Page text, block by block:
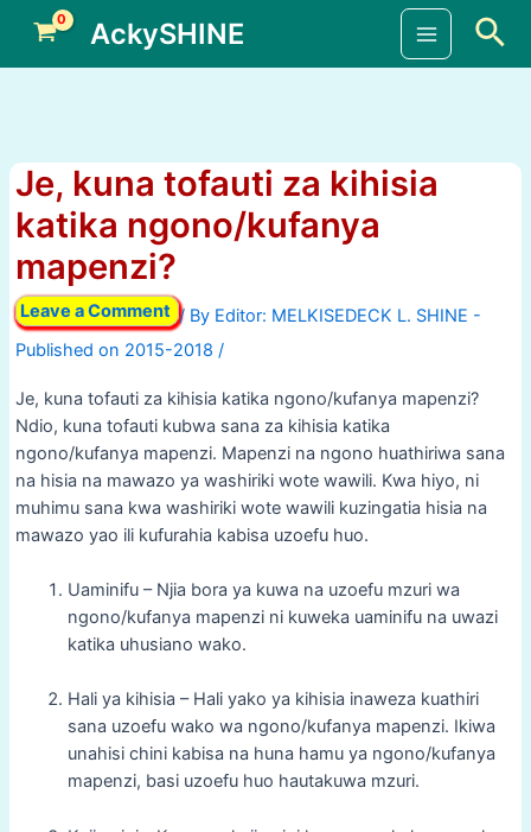
content
AckySHINE
Main
Je, kuna tofauti za kihisia
katika ngono/kufanya
mapenzi?
Leave a Comment / By
/
Je, kuna tofauti za kihisia katika ngono/kufanya mapenzi?
Ndio, kuna tofauti kubwa sana za kihisia katika
ngono/kufanya mapenzi. Mapenzi na ngono huathiriwa sana
na hisia na mawazo ya washiriki wote wawili. Kwa hiyo, ni
muhimu sana kwa washiriki wote wawili kuzingatia hisia na
mawazo yao ili kufurahia kabisa uzoefu huo.
Uaminifu – Njia bora ya kuwa na uzoefu mzuri wa
ngono/kufanya mapenzi ni kuweka uaminifu na uwazi
katika uhusiano wako.
Hali ya kihisia – Hali yako ya kihisia inaweza kuathiri
sana uzoefu wako wa ngono/kufanya mapenzi. Ikiwa
unahisi chini kabisa na huna hamu ya ngono/kufanya
mapenzi, basi uzoefu huo hautakuwa mzuri.